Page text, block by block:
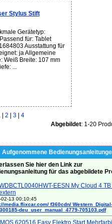
Stylus Stift
Gerätetyp:
für: Tablet
Ausstattung für
ja Allgemeine
Weiß Breite: 107 mm
...
2 3
4
Abgebildet: 1-20
Aufgenommene
Sie hier den Link zur
für das abgebildete
EESN My Cloud 4
02-13 00:10:45
media.flixcar.com/ f360cdn/ Western_Digital-
deu_user_manual_4779-705103.pdf
620516 Easy Elektro Start